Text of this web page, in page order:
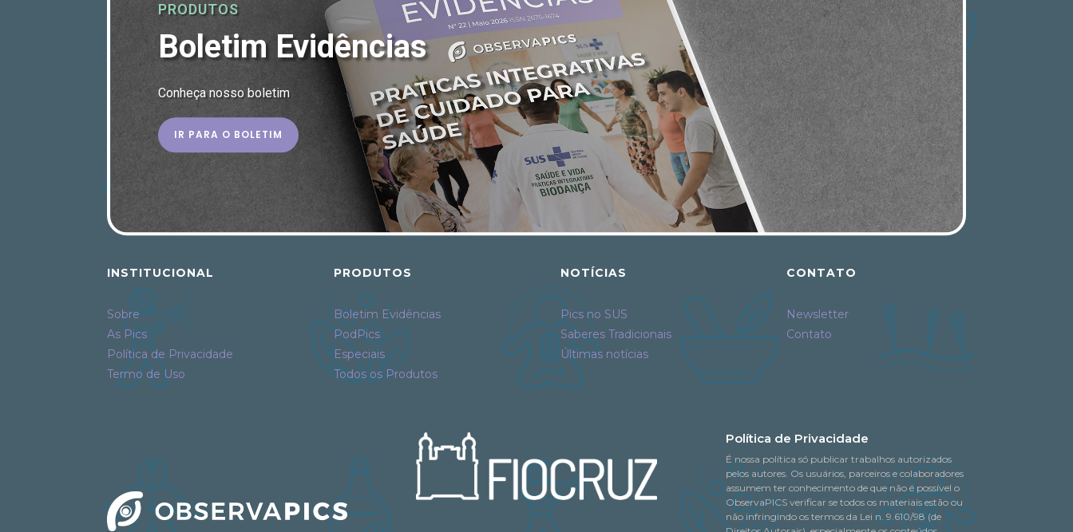
PRODUTOS
Boletim Evidências
Conheça nosso boletim
IR PARA O BOLETIM
INSTITUCIONAL
Sobre
As Pics
Política de Privacidade
Termo de Uso
PRODUTOS
Boletim Evidências
PodPics
Especiais
Todos os Produtos
NOTÍCIAS
Pics no SUS
Saberes Tradicionais
Últimas notícias
CONTATO
Newsletter
Contato
Política de Privacidade
É nossa política só publicar trabalhos autorizados
pelos autores. Os usuários, parceiros e colaboradores
assumem ter conhecimento de que não é possível o
ObservaPICS verificar se todos os materiais estão ou
não infringindo os termos da Lei n. 9.610/98 (de